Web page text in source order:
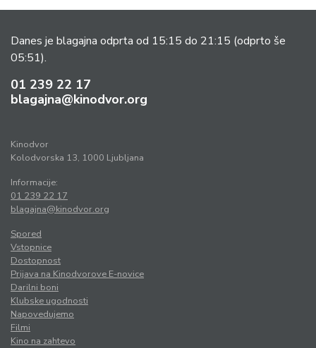
Danes je blagajna odprta od 15:15 do 21:15 (odprto še
05:51).
01 239 22 17
blagajna@kinodvor.org
Kinodvor
Kolodvorska 13, 1000 Ljubljana
Informacije:
01 239 22 17
blagajna@kinodvor.org
Spored
Vstopnice
Dostopnost
Prijava na Kinodvorove E-novice
Darilni boni
Klubske ugodnosti
Napovedujemo
Filmi
Kino na zahtevo